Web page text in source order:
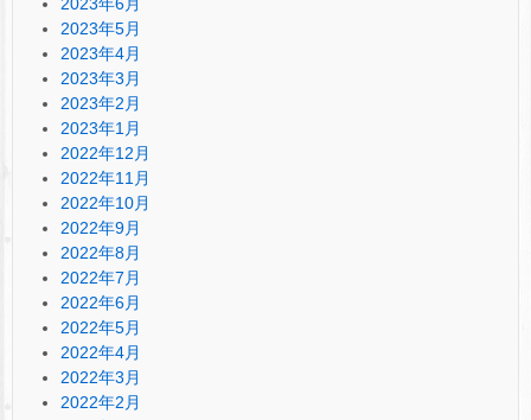
2023年5月
2023年4月
2023年3月
2023年2月
2023年1月
2022年12月
2022年11月
2022年10月
2022年9月
2022年8月
2022年7月
2022年6月
2022年5月
2022年4月
2022年3月
2022年2月